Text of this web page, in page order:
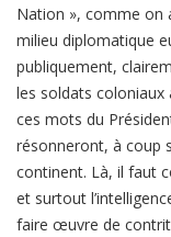
Nation », comme on
milieu diplomatique
publiquement,
les soldats coloniaux
ces mots du
résonneront, à coup
continent. Là, il faut
et surtout
faire œuvre de